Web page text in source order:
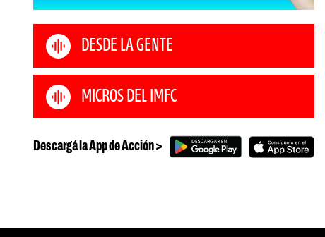
DESDE LA GENTE
MICROS DEL IMFC
Descargá la App de Acción >